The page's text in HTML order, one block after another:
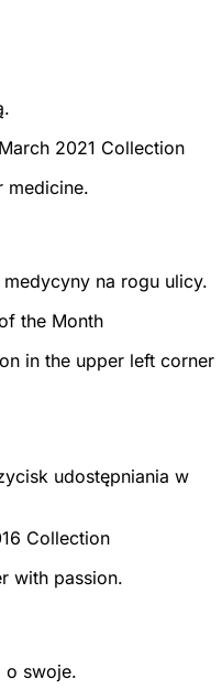
2021 Collection
medicine.
na rogu ulicy.
the Month
in the upper left corner
udostępniania w
Collection
with passion.
o swoje.